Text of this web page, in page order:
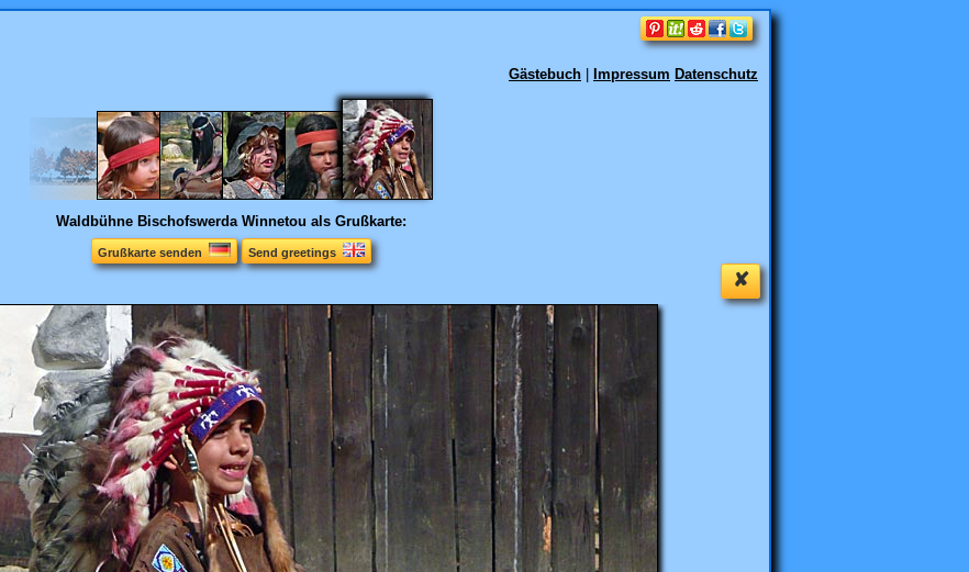
Gästebuch Impressum Datenschutz
Waldbühne Bischofswerda Winnetou als Grußkarte:
Grußkarte senden Send greetings
✘